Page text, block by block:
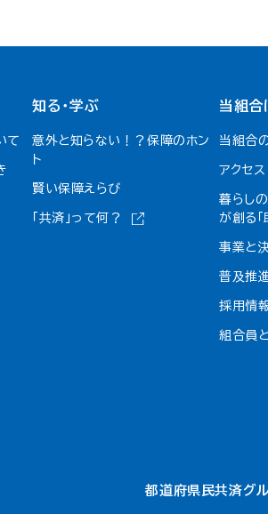
て
知る・学ぶ
意外と知らない！？保障のホン
ト
賢い保障えらび
「共済」って何？
当組合
当組合
アクセス
暮らし
が創る
事業と
普及推
採用情
組合員
都道府県民共済グ